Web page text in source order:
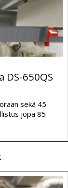
DS-650QS
sekä 45
jopa 85